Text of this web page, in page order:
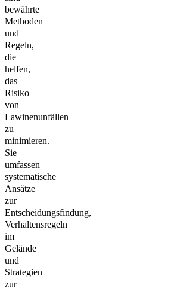
bewährte
Methoden
und
Regeln,
die
helfen,
das
Risiko
von
Lawinenunfällen
zu
minimieren.
Sie
umfassen
systematische
Ansätze
zur
Entscheidungsfindung,
Verhaltensregeln
im
Gelände
und
Strategien
zur